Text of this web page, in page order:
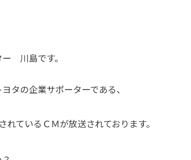
川島です。
タの企業サポーターである、
れているＣＭが放送されております。